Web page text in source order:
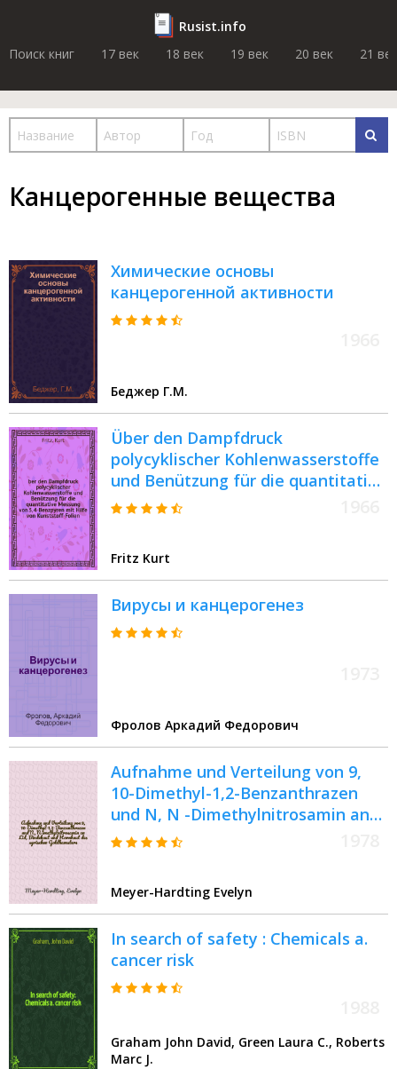
Rusist.info
Поиск книг
17 век 18 век 19 век 20 век 21 век
Канцерогенные вещества
Химические основы
канцерогенной активности
Беджер Г.М.
Über den Dampfdruck
polycyklischer Kohlenwasserstoffe
und Benützung für die quantitative
Messung von 3, 4-Benzpyren mit
Univ. zu Erlangen-Nürnberg
Fritz Kurt
Вирусы и канцерогенез
Фролов Аркадий Федорович
Aufnahme und Verteilung von 9,
10-Dimethyl-1,2-Benzanthrazen
und N, N -Dimethylnitrosamin an
Lid, Bindehaut und Hornhaut des
Bonn
Meyer-Hardting Evelyn
In search of safety : Chemicals a.
cancer risk
Graham John David, Green Laura C., Roberts
Marc J.